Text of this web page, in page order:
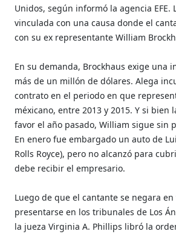
Unidos, según informó la agencia EFE.
vinculada con una causa donde el
con su ex representante William
En su demanda, Brockhaus exige una
más de un millón de dólares. Alega
contrato en el periodo en que
méxicano, entre 2013 y 2015. Y si bien
favor el año pasado, William sigue sin
En enero fue embargado un auto de
Rolls Royce), pero no alcanzó para
debe recibir el empresario.
Luego de que el cantante se negara en
presentarse en los tribunales de Los
la jueza Virginia A. Phillips libró la